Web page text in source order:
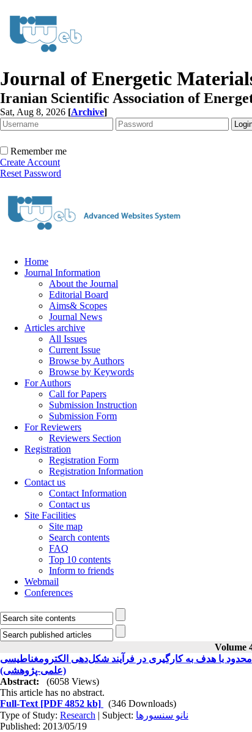
Journal of Energetic
Iranian Scientific Association of
Sat, Aug 8, 2026 [Archive]
Remember me
Create Account
Reset Password
Home
Journal Information
About the Journal
Editorial Board
Aims& Scopes
Journal News
Articles archive
All Issues
Current Issue
Browse by Authors
Browse by Keywords
For Authors
Call for Papers
Submission Instruction
Submission Form
For Reviewers
Reviewers Section
Registration
Registration Form
Registration Information
Contact us
Contact Information
Contact us
Site Facilities
Site map
Search contents
FAQ
Top 10 contents
Inform to friends
Webmail
Conferences
Volume
محدود با هدف به کارگیری در فرآیند شکل‌دهی الکترومغناطیسی
(علمی-پژوهشی)
Abstract:
(6058 Views)
This article has no abstract.
Full-Text [PDF 4852 kb]
(346 Downloads)
Type of Study: Research | Subject: نانو سنسورها
Published: 2013/05/19